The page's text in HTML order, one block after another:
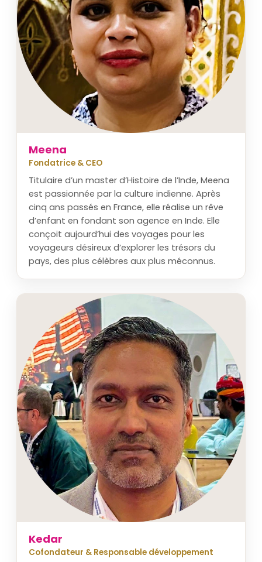
Meena
Fondatrice & CEO
Titulaire d’un master d’Histoire de l’Inde, Meena
est passionnée par la culture indienne. Après
cinq ans passés en France, elle réalise un rêve
d’enfant en fondant son agence en Inde. Elle
conçoit aujourd’hui des voyages pour les
voyageurs désireux d’explorer les trésors du
pays, des plus célèbres aux plus méconnus.
Kedar
Cofondateur & Responsable développement